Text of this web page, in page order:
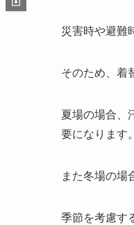
災害時や避難
そのため、着
夏場の場合、
要になります。
また冬場の場
季節を考慮す